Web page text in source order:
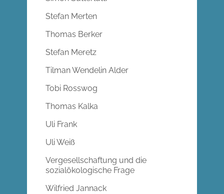
Stefan Merten
Thomas Berker
Stefan Meretz
Tilman Wendelin Alder
Tobi Rosswog
Thomas Kalka
Uli Frank
Uli Weiß
Vergesellschaftung und die
sozialökologische Frage
Wilfried Jannack